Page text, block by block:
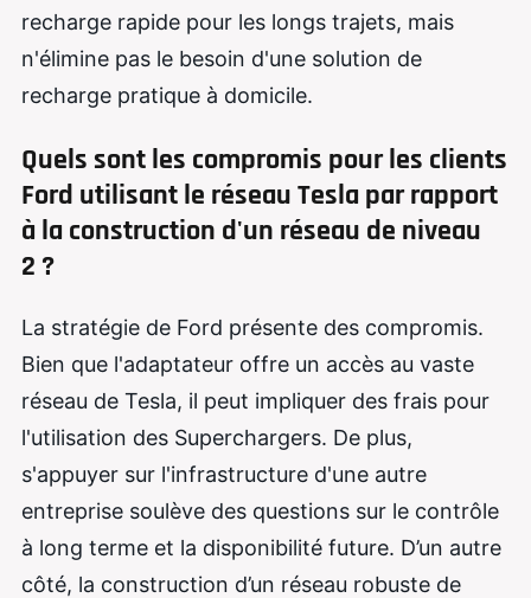
recharge rapide pour les longs trajets, mais
n'élimine pas le besoin d'une solution de
recharge pratique à domicile.
Quels sont les compromis pour les clients
Ford utilisant le réseau Tesla par rapport
à la construction d'un réseau de niveau
2 ?
La stratégie de Ford présente des compromis.
Bien que l'adaptateur offre un accès au vaste
réseau de Tesla, il peut impliquer des frais pour
l'utilisation des Superchargers. De plus,
s'appuyer sur l'infrastructure d'une autre
entreprise soulève des questions sur le contrôle
à long terme et la disponibilité future. D’un autre
côté, la construction d’un réseau robuste de